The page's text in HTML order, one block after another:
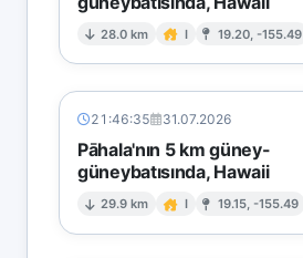
28.0 km I 19.20, -155.49
21:46:35 31.07.2026
Pāhala'nın 5 km güney-
güneybatısında, Hawaii
29.9 km I 19.15, -155.49